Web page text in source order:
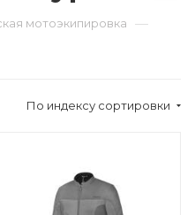
мотоэкипировка —
По индексу сортировки